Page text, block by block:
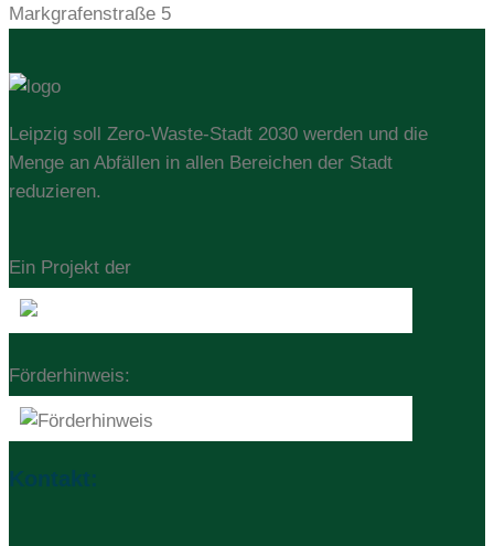
Markgrafenstraße 5
Leipzig soll Zero-Waste-Stadt 2030 werden und die
Menge an Abfällen in allen Bereichen der Stadt
reduzieren.
Ein Projekt der
Förderhinweis:
Kontakt: